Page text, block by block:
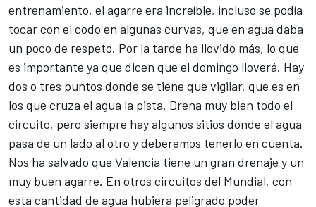
entrenamiento, el agarre era increíble, incluso se podía
tocar con el codo en algunas curvas, que en agua daba
un poco de respeto. Por la tarde ha llovido más, lo que
es importante ya que dicen que el domingo lloverá. Hay
dos o tres puntos donde se tiene que vigilar, que es en
los que cruza el agua la pista. Drena muy bien todo el
circuito, pero siempre hay algunos sitios donde el agua
pasa de un lado al otro y deberemos tenerlo en cuenta.
Nos ha salvado que Valencia tiene un gran drenaje y un
muy buen agarre. En otros circuitos del Mundial, con
esta cantidad de agua hubiera peligrado poder